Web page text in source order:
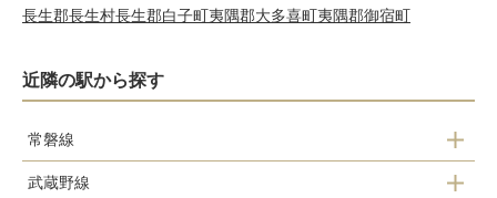
長生郡長生村長生郡白子町夷隅郡大多喜町夷隅郡御宿町
近隣の駅から探す
常磐線
松戸駅
武蔵野線